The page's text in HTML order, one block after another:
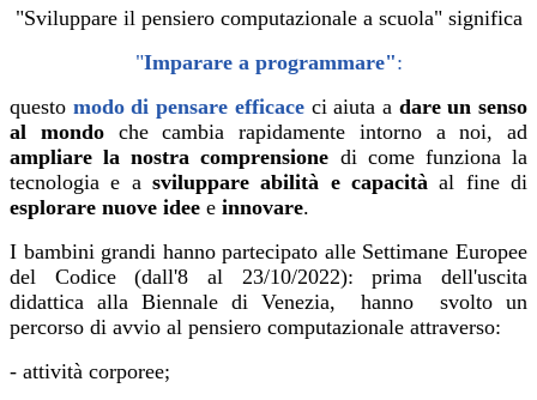
"Sviluppare il pensiero computazionale a scuola" significa
"Imparare a programmare":
questo modo di pensare efficaceci aiuta a dare un senso
al mondoche cambia rapidamente intorno a noi, ad
ampliare la nostra comprensione di come funziona la
tecnologia e a sviluppare abilità e capacità al fine di
esplorare nuove idee e innovare.
I bambini grandi hanno partecipato alle Settimane Europee
del Codice (dall'8 al 23/10/2022): prima dell'uscita
didattica alla Biennale di Venezia, hanno svolto un
percorso di avvio al pensiero computazionale attraverso:
- attività corporee;